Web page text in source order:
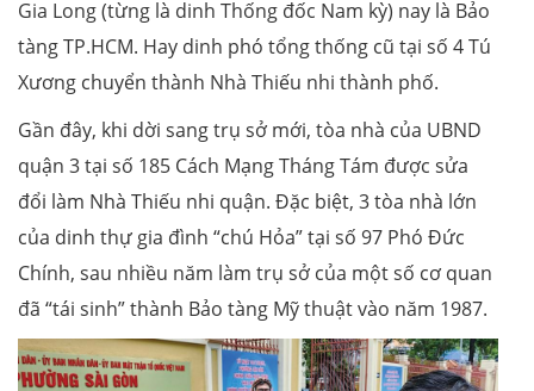
Gia Long (từng là dinh Thống đốc Nam kỳ) nay là Bảo
tàng TP.HCM. Hay dinh phó tổng thống cũ tại số 4 Tú
Xương chuyển thành Nhà Thiếu nhi thành phố.
Gần đây, khi dời sang trụ sở mới, tòa nhà của UBND
quận 3 tại số 185 Cách Mạng Tháng Tám được sửa
đổi làm Nhà Thiếu nhi quận. Đặc biệt, 3 tòa nhà lớn
của dinh thự gia đình “chú Hỏa” tại số 97 Phó Đức
Chính, sau nhiều năm làm trụ sở của một số cơ quan
đã “tái sinh” thành Bảo tàng Mỹ thuật vào năm 1987.